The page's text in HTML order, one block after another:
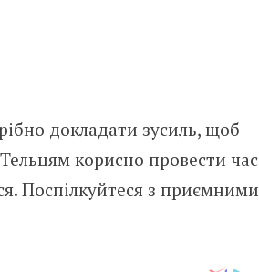
докладати зусиль, щоб
корисно провести час
Поспілкуйтеся з приємними